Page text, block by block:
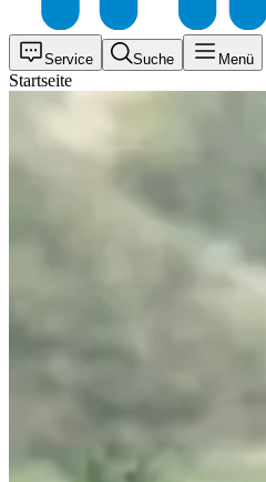
Service Suche Menü
Startseite